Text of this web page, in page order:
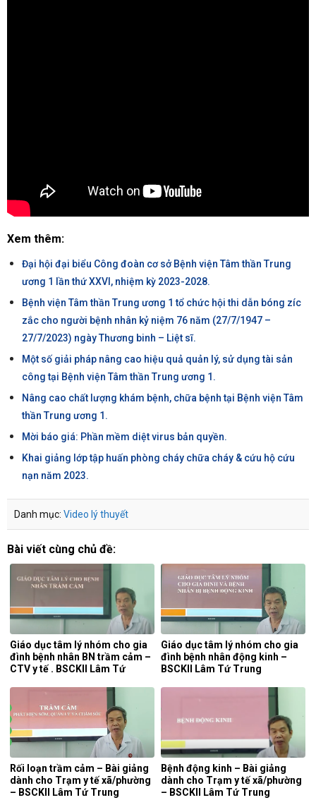
Xem thêm:
Đại hội đại biểu Công đoàn cơ sở Bệnh viện Tâm thần Trung
ương 1 lần thứ XXVI, nhiệm kỳ 2023-2028.
Bệnh viện Tâm thần Trung ương 1 tổ chức hội thi dẫn bóng zíc
zắc cho người bệnh nhân kỷ niệm 76 năm (27/7/1947 –
27/7/2023) ngày Thương binh – Liệt sĩ.
Một số giải pháp nâng cao hiệu quả quản lý, sử dụng tài sản
công tại Bệnh viện Tâm thần Trung ương 1.
Nâng cao chất lượng khám bệnh, chữa bệnh tại Bệnh viện Tâm
thần Trung ương 1.
Mời báo giá: Phần mềm diệt virus bản quyền.
Khai giảng lớp tập huấn phòng cháy chữa cháy & cứu hộ cứu
nạn năm 2023.
Danh mục: Video lý thuyết
Bài viết cùng chủ đề:
Giáo dục tâm lý nhóm cho gia
đình bệnh nhân BN trầm cảm –
CTV y tế . BSCKII Lâm Tứ
Giáo dục tâm lý nhóm cho gia
đình bệnh nhân động kinh –
BSCKII Lâm Tứ Trung
Rối loạn trầm cảm – Bài giảng
dành cho Trạm y tế xã/phường
– BSCKII Lâm Tứ Trung
Bệnh động kinh – Bài giảng
dành cho Trạm y tế xã/phường
– BSCKII Lâm Tứ Trung